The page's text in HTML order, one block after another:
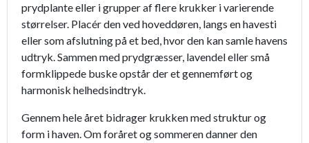
prydplante eller i grupper af flere krukker i varierende
størrelser. Placér den ved hoveddøren, langs en havesti
eller som afslutning på et bed, hvor den kan samle havens
udtryk. Sammen med prydgræsser, lavendel eller små
formklippede buske opstår der et gennemført og
harmonisk helheds­indtryk.
Gennem hele året bidrager krukken med struktur og
form i haven. Om foråret og sommeren danner den